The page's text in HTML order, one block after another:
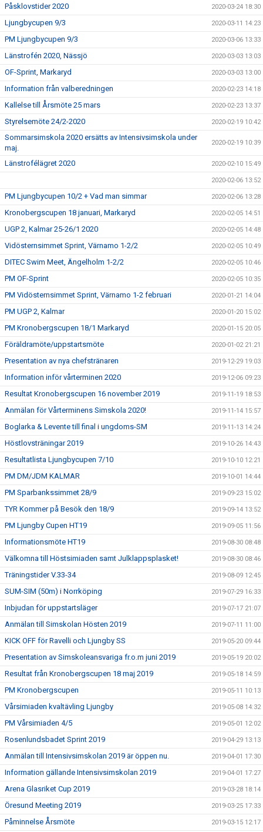
Påsklovstider 2020 2020-03-24 18:30
Ljungbycupen 9/3 2020-03-11 14:23
PM Ljungbycupen 9/3 2020-03-06 13:33
Länstrofén 2020, Nässjö 2020-03-03 13:03
OF-Sprint, Markaryd 2020-03-03 13:00
Information från valberedningen 2020-02-23 14:18
Kallelse till Årsmöte 25 mars 2020-02-23 13:37
Styrelsemöte 24/2-2020 2020-02-19 10:42
Sommarsimskola 2020 ersätts av Intensivsimskola under
maj.
2020-02-19 10:39
Länstrofélägret 2020 2020-02-10 15:49
2020-02-06 13:52
PM Ljungbycupen 10/2 + Vad man simmar 2020-02-06 13:28
Kronobergscupen 18 januari, Markaryd 2020-02-05 14:51
UGP 2, Kalmar 25-26/1 2020 2020-02-05 14:48
Vidösternsimmet Sprint, Värnamo 1-2/2 2020-02-05 10:49
DITEC Swim Meet, Ängelholm 1-2/2 2020-02-05 10:46
PM OF-Sprint 2020-02-05 10:35
PM Vidösternsimmet Sprint, Värnamo 1-2 februari 2020-01-21 14:04
PM UGP 2, Kalmar 2020-01-20 15:02
PM Kronobergscupen 18/1 Markaryd 2020-01-15 20:05
Föräldramöte/uppstartsmöte 2020-01-02 21:21
Presentation av nya chefstränaren 2019-12-29 19:03
Information inför vårterminen 2020 2019-12-06 09:23
Resultat Kronobergscupen 16 november 2019 2019-11-19 18:53
Anmälan för Vårterminens Simskola 2020! 2019-11-14 15:57
Boglarka & Levente till final i ungdoms-SM 2019-11-13 14:24
Höstlovsträningar 2019 2019-10-26 14:43
Resultatlista Ljungbycupen 7/10 2019-10-10 12:21
PM DM/JDM KALMAR 2019-10-01 14:44
PM Sparbankssimmet 28/9 2019-09-23 15:02
TYR Kommer på Besök den 18/9 2019-09-14 13:52
PM Ljungby Cupen HT19 2019-09-05 11:56
Informationsmöte HT19 2019-08-30 08:48
Välkomna till Höstsimiaden samt Julklappsplasket! 2019-08-30 08:46
Träningstider V.33-34 2019-08-09 12:45
SUM-SIM (50m) i Norrköping 2019-07-29 16:33
Inbjudan för uppstartsläger 2019-07-17 21:07
Anmälan till Simskolan Hösten 2019 2019-07-11 11:00
KICK OFF för Ravelli och Ljungby SS 2019-05-20 09:44
Presentation av Simskoleansvariga fr.o.m juni 2019 2019-05-19 20:02
Resultat från Kronobergscupen 18 maj 2019 2019-05-18 14:59
PM Kronobergscupen 2019-05-11 10:13
Vårsimiaden kvaltävling Ljungby 2019-05-08 14:32
PM Vårsimiaden 4/5 2019-05-01 12:02
Rosenlundsbadet Sprint 2019 2019-04-29 13:13
Anmälan till Intensivsimskolan 2019 är öppen nu. 2019-04-01 17:30
Information gällande Intensivsimskolan 2019 2019-04-01 17:27
Arena Glasriket Cup 2019 2019-03-28 18:14
Öresund Meeting 2019 2019-03-25 17:33
Påminnelse Årsmöte 2019-03-15 12:17